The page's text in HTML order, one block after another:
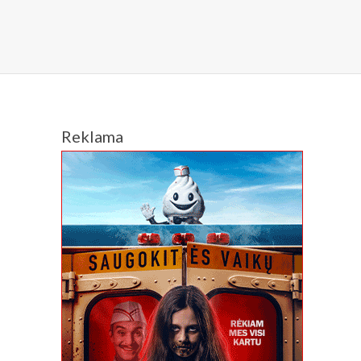
Reklama